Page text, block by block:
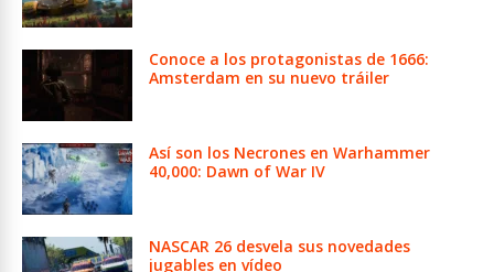
Conoce a los protagonistas de 1666:
Amsterdam en su nuevo tráiler
Así son los Necrones en Warhammer
40,000: Dawn of War IV
NASCAR 26 desvela sus novedades
jugables en vídeo